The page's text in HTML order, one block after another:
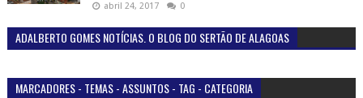
abril 24, 2017 0
ADALBERTO GOMES NOTÍCIAS. O BLOG DO SERTÃO DE ALAGOAS
MARCADORES - TEMAS - ASSUNTOS - TAG - CATEGORIA